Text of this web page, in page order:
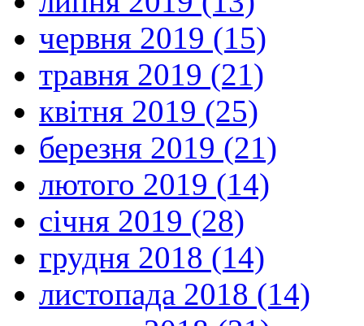
червня 2019 (15)
травня 2019 (21)
квітня 2019 (25)
березня 2019 (21)
лютого 2019 (14)
січня 2019 (28)
грудня 2018 (14)
листопада 2018 (14)